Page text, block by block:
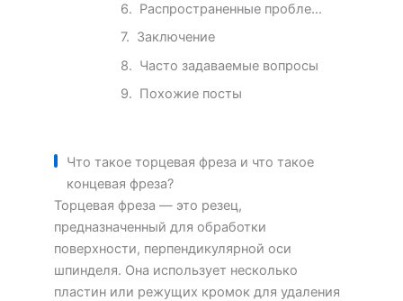
Распространенные проблемы и быстрые решения
Заключение
Часто задаваемые вопросы
Похожие посты
Что такое торцевая фреза и что такое
концевая фреза?
Торцевая фреза — это резец,
предназначенный для обработки
поверхности, перпендикулярной оси
шпинделя. Она использует несколько
пластин или режущих кромок для удаления